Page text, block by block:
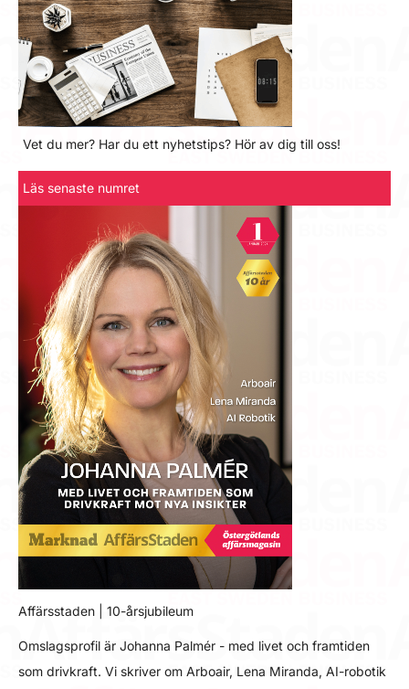
Vet du mer? Har du ett nyhetstips? Hör av dig till oss!
Läs senaste numret
Affärsstaden | 10-årsjubileum
Omslagsprofil är Johanna Palmér - med livet och framtiden
som drivkraft. Vi skriver om Arboair, Lena Miranda, AI-robotik